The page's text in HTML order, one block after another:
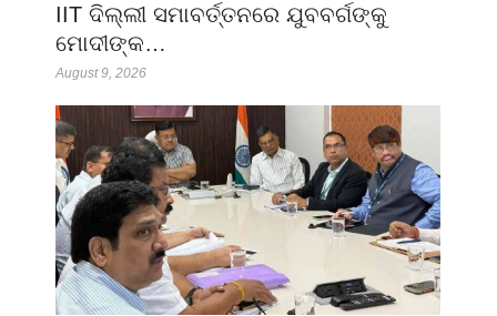
IIT ଦିଲ୍ଲୀ ସମାବର୍ତ୍ତନରେ ଯୁବବର୍ଗଙ୍କୁ
ମୋଦୀଙ୍କ…
August 9, 2026